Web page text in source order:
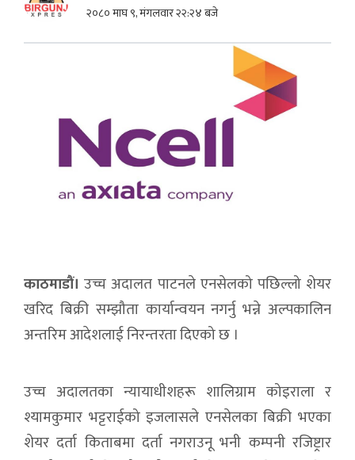
२०८० माघ ९, मंगलवार २२:२४ बजे
काठमाडौं। उच्च अदालत पाटनले एनसेलको पछिल्लो शेयर
खरिद बिक्री सम्झौता कार्यान्वयन नगर्नु भन्ने अल्पकालिन
अन्तरिम आदेशलाई निरन्तरता दिएको छ ।
उच्च अदालतका न्यायाधीशहरू शालिग्राम कोइराला र
श्यामकुमार भट्टराईको इजलासले एनसेलका बिक्री भएका
शेयर दर्ता किताबमा दर्ता नगराउनू भनी कम्पनी रजिष्ट्रार